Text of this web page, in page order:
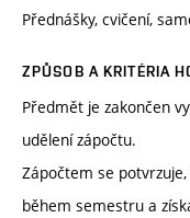
Přednášky, cvičení,
ZPŮSOB A KRITÉRIA
Předmět je zakončen
udělení zápočtu.
Zápočtem se
během semestru a